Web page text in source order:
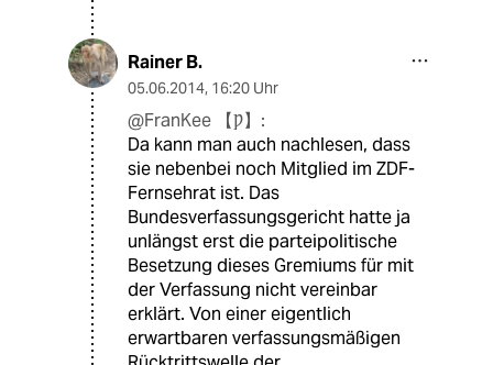
Rainer B.
05.06.2014, 16:20 Uhr
@FranKee 【Ƿ】:
Da kann man auch nachlesen, dass
sie nebenbei noch Mitglied im ZDF-
Fernsehrat ist. Das
Bundesverfassungsgericht hatte ja
unlängst erst die parteipolitische
Besetzung dieses Gremiums für mit
der Verfassung nicht vereinbar
erklärt. Von einer eigentlich
erwartbaren verfassungsmäßigen